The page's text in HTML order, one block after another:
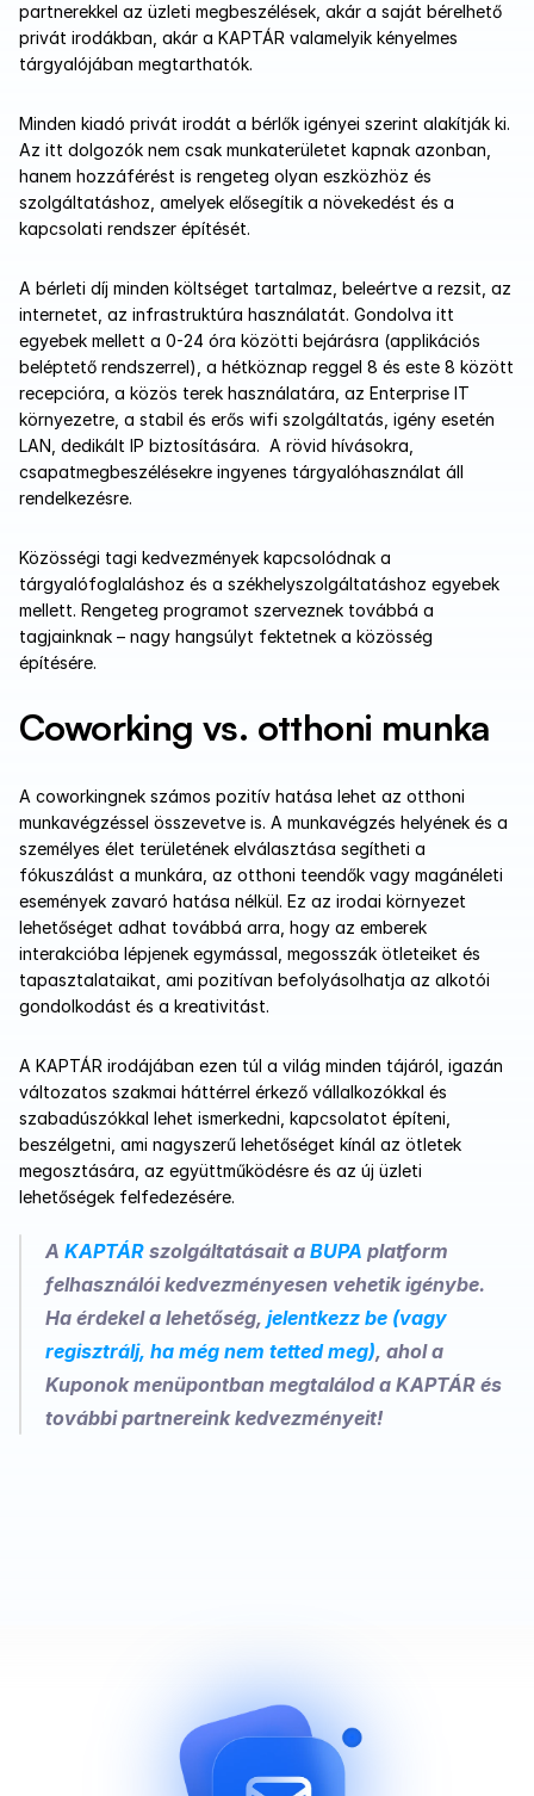
partnerekkel az üzleti megbeszélések, akár a saját bérelhető
privát irodákban, akár a KAPTÁR valamelyik kényelmes
tárgyalójában megtarthatók.
Minden kiadó privát irodát a bérlők igényei szerint alakítják ki.
Az itt dolgozók nem csak munkaterületet kapnak azonban,
hanem hozzáférést is rengeteg olyan eszközhöz és
szolgáltatáshoz, amelyek elősegítik a növekedést és a
kapcsolati rendszer építését.
A bérleti díj minden költséget tartalmaz, beleértve a rezsit, az
internetet, az infrastruktúra használatát. Gondolva itt
egyebek mellett a 0-24 óra közötti bejárásra (applikációs
beléptető rendszerrel), a hétköznap reggel 8 és este 8 között
recepcióra, a közös terek használatára, az Enterprise IT
környezetre, a stabil és erős wifi szolgáltatás, igény esetén
LAN, dedikált IP biztosítására.  A rövid hívásokra,
csapatmegbeszélésekre ingyenes tárgyalóhasználat áll
rendelkezésre.
Közösségi tagi kedvezmények kapcsolódnak a
tárgyalófoglaláshoz és a székhelyszolgáltatáshoz egyebek
mellett. Rengeteg programot szerveznek továbbá a
tagjainknak – nagy hangsúlyt fektetnek a közösség
építésére.
Coworking vs. otthoni munka
A coworkingnek számos pozitív hatása lehet az otthoni
munkavégzéssel összevetve is. A munkavégzés helyének és a
személyes élet területének elválasztása segítheti a
fókuszálást a munkára, az otthoni teendők vagy magánéleti
események zavaró hatása nélkül. Ez az irodai környezet
lehetőséget adhat továbbá arra, hogy az emberek
interakcióba lépjenek egymással, megosszák ötleteiket és
tapasztalataikat, ami pozitívan befolyásolhatja az alkotói
gondolkodást és a kreativitást.
A KAPTÁR irodájában ezen túl a világ minden tájáról, igazán
változatos szakmai háttérrel érkező vállalkozókkal és
szabadúszókkal lehet ismerkedni, kapcsolatot építeni,
beszélgetni, ami nagyszerű lehetőséget kínál az ötletek
megosztására, az együttműködésre és az új üzleti
lehetőségek felfedezésére.
A KAPTÁR szolgáltatásait a BUPA platform
felhasználói kedvezményesen vehetik igénybe.
Ha érdekel a lehetőség, jelentkezz be (vagy
regisztrálj, ha még nem tetted meg), ahol a
Kuponok menüpontban megtalálod a KAPTÁR és
további partnereink kedvezményeit!